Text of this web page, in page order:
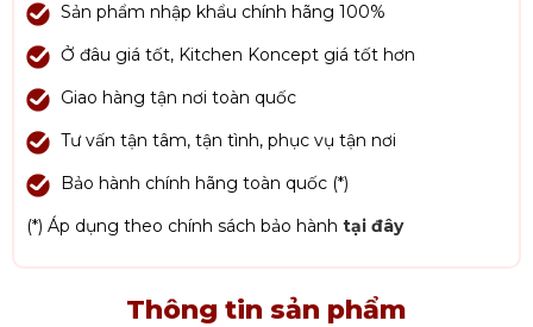
Sản phẩm nhập khẩu chính hãng 100%
Ở đâu giá tốt, Kitchen Koncept giá tốt hơn
Giao hàng tận nơi toàn quốc
Tư vấn tận tâm, tận tình, phục vụ tận nơi
Bảo hành chính hãng toàn quốc (*)
(*) Áp dụng theo chính sách bảo hành tại đây
Thông tin sản phẩm